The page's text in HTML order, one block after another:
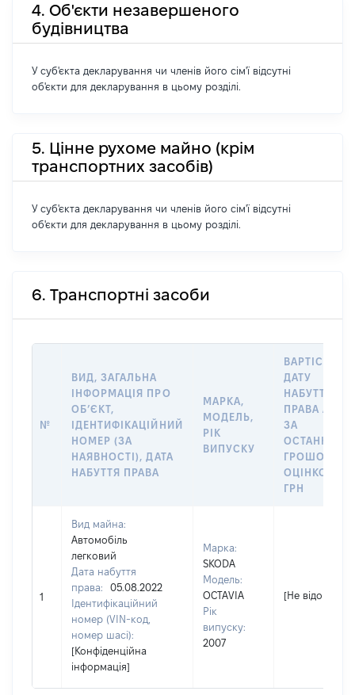
4. Об'єкти незавершеного
будівництва
У суб'єкта декларування чи членів його сім'ї відсутні
об'єкти для декларування в цьому розділі.
5. Цінне рухоме майно (крім
транспортних засобів)
У суб'єкта декларування чи членів його сім'ї відсутні
об'єкти для декларування в цьому розділі.
6. Транспортні засоби
№
ВИД, ЗАГАЛЬНА
ІНФОРМАЦІЯ ПРО
ОБʼЄКТ,
ІДЕНТИФІКАЦІЙНИЙ
НОМЕР (ЗА
НАЯВНОСТІ), ДАТА
НАБУТТЯ ПРАВА
МАРКА,
МОДЕЛЬ,
РІК
ВИПУСКУ
ВАРТІСТЬ НА
ДАТУ
НАБУТТЯ
ПРАВА АБО
ЗА
ГРОШОВОЮ
ОЦІНКОЮ,
ГРН
1
Вид майна:
Автомобіль
легковий
Дата набуття
права:
05.08.2022
Ідентифікаційний
номер (VIN-код,
номер шасі):
[Конфіденційна
інформація]
Марка:
SKODA
Модель:
OCTAVIA
Рік
випуску:
2007
[Не відомо]